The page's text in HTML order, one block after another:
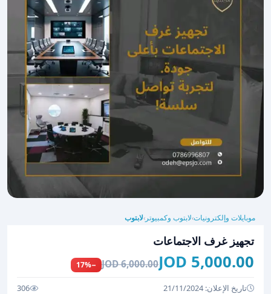
موبايلات وإلكترونيات›لابتوب وكمبيوتر ›لابتوب
تجهيز غرف الاجتماعات
5,000.00 JOD
6,000.00 JOD
−17%
تاريخ الإعلان: 21/11/2024 306